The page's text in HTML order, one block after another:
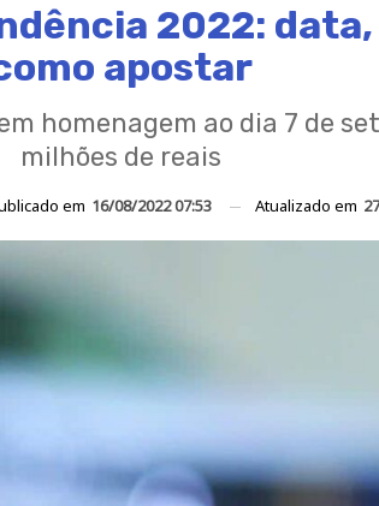
2022:
apostar
homenagem ao dia 7 de
milhões de reais
em 16/08/2022 07:53 Atualizado em